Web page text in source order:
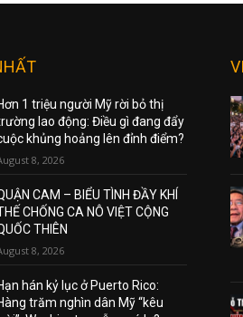
1 triệu người Mỹ rời bỏ thị
lao động: Điều gì đang đẩy
khủng hoảng lên đỉnh điểm?
8, 2026
CAM – BIỂU TÌNH ĐẦY KHÍ
CHỐNG CA NÔ VIỆT CỘNG
THIÊN
8, 2026
hán kỷ lục ở Puerto Rico:
trăm nghìn dân Mỹ “kêu